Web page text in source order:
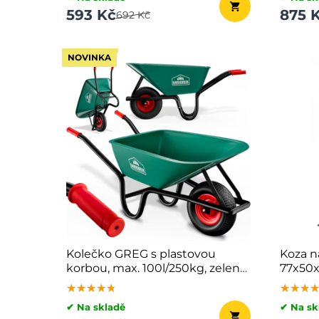
593 Kč692 Kč 875
NOVINKA
Kolečko GREG s plastovou
korbou, max. 100l/250kg, zelená/
černá
★★★★★
★★★★★
★★★★★
✔ Na skladě
Koza
✔ Na